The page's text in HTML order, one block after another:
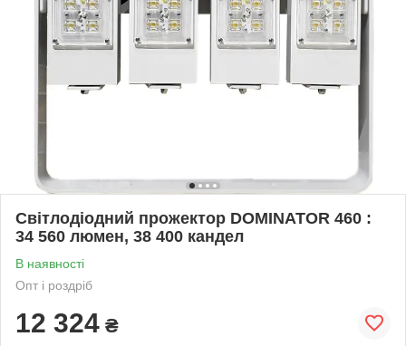
Світлодіодний прожектор DOMINATOR 460 :
34 560 люмен, 38 400 кандел
В наявності
Опт і роздріб
12 324 ₴